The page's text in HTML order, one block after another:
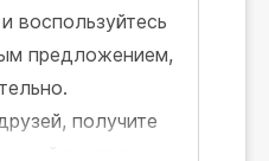
воспользуйтесь
предложением,
получите